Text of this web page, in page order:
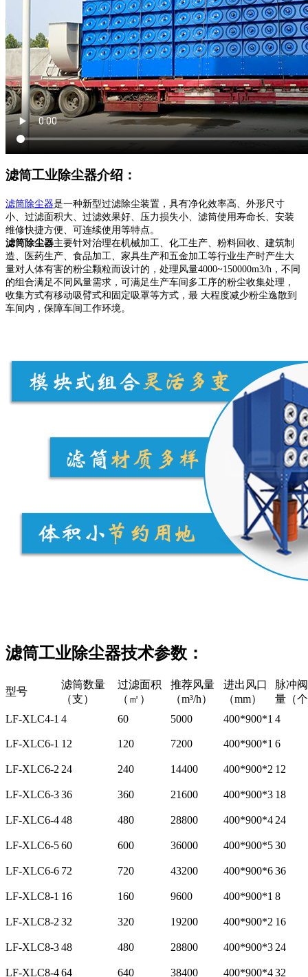
滤筒工业除尘器介绍：
滤筒除尘器是一种新型过滤除尘装置，具有净化效率高、外形尺寸
小、过滤面积大、过滤效果好、压力损失小、滤筒使用寿命长、安装
维修快捷方便、可连续使用等特点。
滤筒除尘器主要针对治理在机械加工、化工生产、粉料回收、建筑制
造、医药生产、食品加工、家具生产和五金加工等行业生产时产生大
量对人体有害的粉尘颗粒而设计的，处理风量4000~150000m3/h，不同
的组合满足不同风量需求，可满足生产车间多工序的粉尘收集处理，
收集方式有移动吸臂式和固定吸罩等方式，最 大程度减少粉尘逸散到
车间内，保障车间工作环境。
滤筒工业除尘器技术参数：
型号
滤筒数量
（支）
过滤面积
（㎡）
推荐风量
（m³/h）
进出风口
（mm）
脉冲
量（
LF-XLC4-1 4 60 5000 400*900*1 4
LF-XLC6-1 12 120 7200 400*900*1 6
LF-XLC6-2 24 240 14400 400*900*2 12
LF-XLC6-336 360 21600 400*900*3 18
LF-XLC6-448 480 28800 400*900*4 24
LF-XLC6-560 600 36000 400*900*530
LF-XLC6-6 72 720 43200 400*900*636
LF-XLC8-1 16 160 9600 400*900*1 8
LF-XLC8-2 32 320 19200 400*900*2 16
LF-XLC8-348 480 28800 400*900*3 24
LF-XLC8-464 640 38400 400*900*432